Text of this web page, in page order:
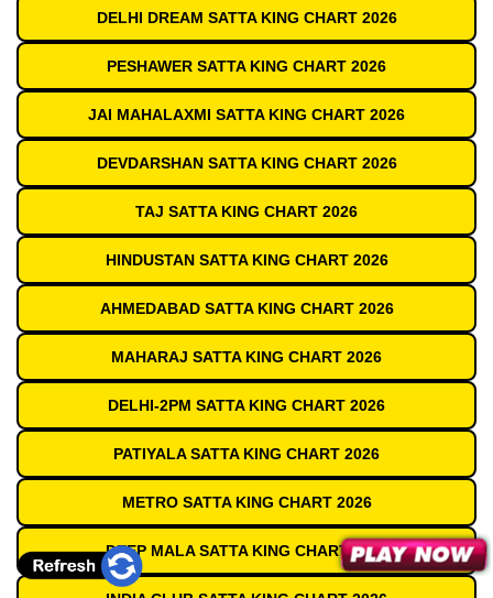
DELHI DREAM SATTA KING CHART 2026
PESHAWER SATTA KING CHART 2026
JAI MAHALAXMI SATTA KING CHART 2026
DEVDARSHAN SATTA KING CHART 2026
TAJ SATTA KING CHART 2026
HINDUSTAN SATTA KING CHART 2026
AHMEDABAD SATTA KING CHART 2026
MAHARAJ SATTA KING CHART 2026
DELHI-2PM SATTA KING CHART 2026
PATIYALA SATTA KING CHART 2026
METRO SATTA KING CHART 2026
DEEP MALA SATTA KING CHART 2026